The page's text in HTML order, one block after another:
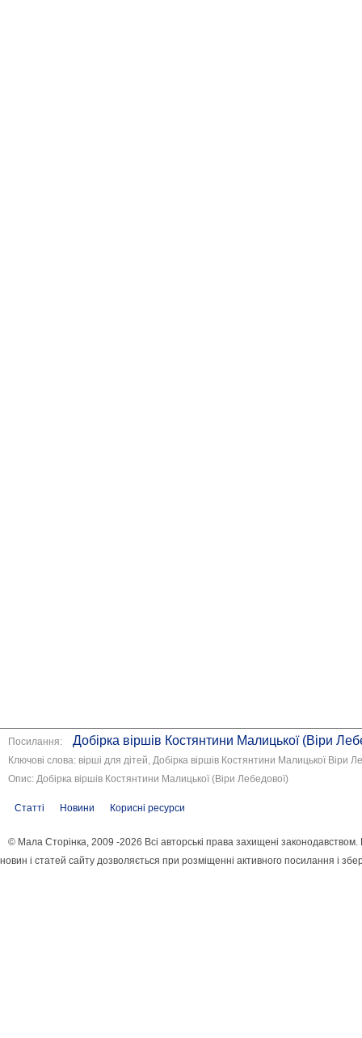
Посилання: Добірка віршів Костянтини Малицької (Віри
Ключові слова: вірші для дітей, Добірка віршів Костянтини Малицької Віри
Опис: Добірка віршів Костянтини Малицької (Віри Лебедової)
Статті Новини Корисні ресурси
© Мала Сторінка, 2009 -2026 Всі авторські права захищені
новин і статей сайту дозволяється при розміщенні активного посилання і